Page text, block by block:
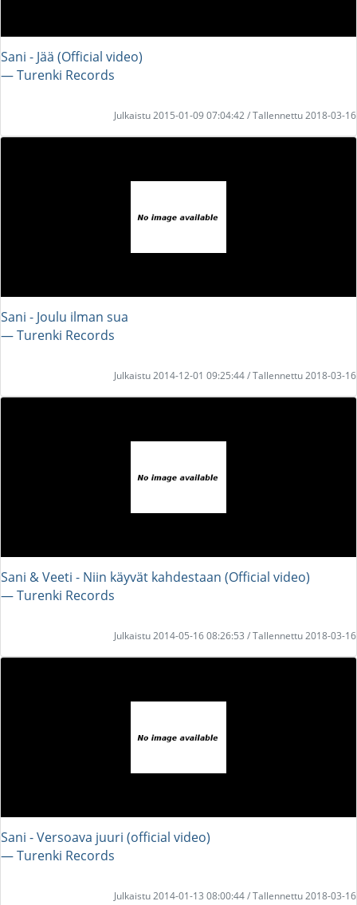
Sani - Jää (Official video)
― Turenki Records
Julkaistu 2015-01-09 07:04:42 / Tallennettu 2018-03-16
Sani - Joulu ilman sua
― Turenki Records
Julkaistu 2014-12-01 09:25:44 / Tallennettu 2018-03-16
Sani & Veeti - Niin käyvät kahdestaan (Official video)
― Turenki Records
Julkaistu 2014-05-16 08:26:53 / Tallennettu 2018-03-16
Sani - Versoava juuri (official video)
― Turenki Records
Julkaistu 2014-01-13 08:00:44 / Tallennettu 2018-03-16